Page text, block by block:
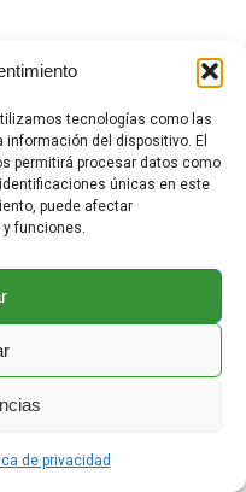
tecnologías como las
del dispositivo. El
permitirá procesar datos como
únicas en este
puede afectar
funciones.
de privacidad
marcados con